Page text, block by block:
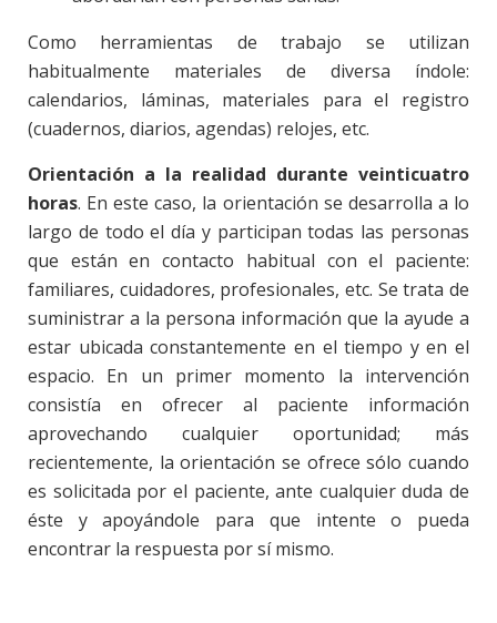
Como herramientas de trabajo se utilizan
habitualmente materiales de diversa índole:
calendarios, láminas, materiales para el registro
(cuadernos, diarios, agendas) relojes, etc.
Orientación a la realidad durante veinticuatro
horas. En este caso, la orientación se desarrolla a lo
largo de todo el día y participan todas las personas
que están en contacto habitual con el paciente:
familiares, cuidadores, profesionales, etc. Se trata de
suministrar a la persona información que la ayude a
estar ubicada constantemente en el tiempo y en el
espacio. En un primer momento la intervención
consistía en ofrecer al paciente información
aprovechando cualquier oportunidad; más
recientemente, la orientación se ofrece sólo cuando
es solicitada por el paciente, ante cualquier duda de
éste y apoyándole para que intente o pueda
encontrar la respuesta por sí mismo.